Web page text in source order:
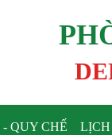
QUY CHẾ